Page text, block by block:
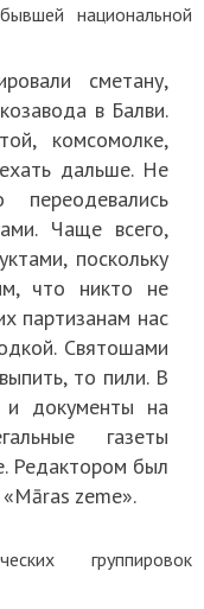
национальной
сметану,
в Балви.
комсомолке,
дальше. Не
переодевались
Чаще всего,
поскольку
что никто не
партизанам нас
Святошами
то пили. В
и документы на
газеты
Редактором был
zeme».
группировок